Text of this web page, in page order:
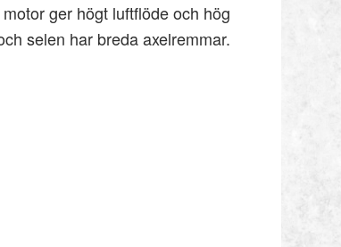
ger högt luftflöde och hög
selen har breda axelremmar.